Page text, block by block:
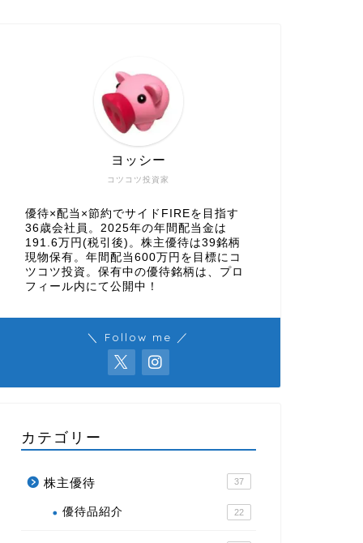
コツコツ投資家
ヨッシー
優待×配当×節約でサイドFIREを目指す
36歳会社員。2025年の年間配当金は
191.6万円(税引後)。株主優待は39銘柄
現物保有。年間配当600万円を目標にコ
ツコツ投資。保有中の優待銘柄は、プロ
フィール内にて公開中！
＼ Follow me ／
カテゴリー
株主優待 37
優待品紹介 22